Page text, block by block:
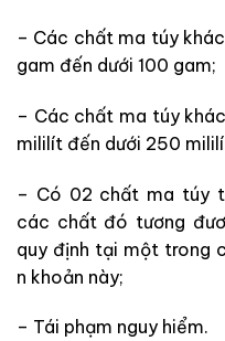
– Các chất ma túy
gam đến dưới 100 gam;
– Các chất ma túy
mililít đến dưới 250
– Có 02 chất ma túy
các chất đó tương
quy định tại một trong
n khoản này;
– Tái phạm nguy hiểm.